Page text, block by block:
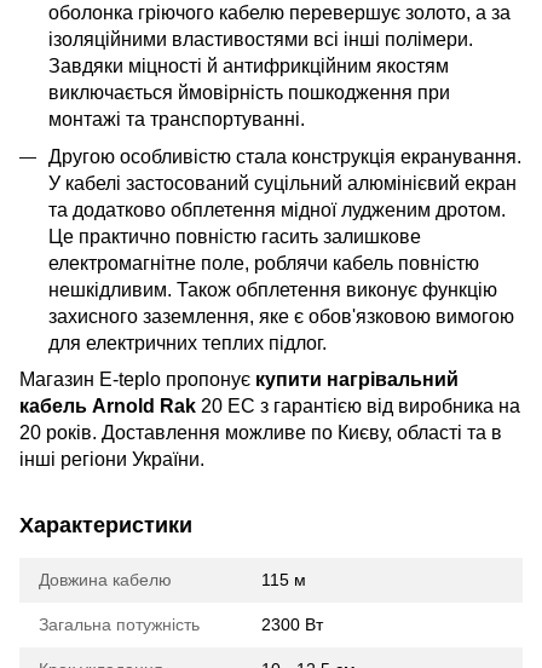
оболонка гріючого кабелю перевершує золото, а за
ізоляційними властивостями всі інші полімери.
Завдяки міцності й антифрикційним якостям
виключається ймовірність пошкодження при
монтажі та транспортуванні.
Другою особливістю стала конструкція екранування.
У кабелі застосований суцільний алюмінієвий екран
та додатково обплетення мідної лудженим дротом.
Це практично повністю гасить залишкове
електромагнітне поле, роблячи кабель повністю
нешкідливим. Також обплетення виконує функцію
захисного заземлення, яке є обов'язковою вимогою
для електричних теплих підлог.
Магазин E-teplo пропонує купити нагрівальний
кабель Arnold Rak 20 EC з гарантією від виробника на
20 років. Доставлення можливе по Києву, області та в
інші регіони України.
Характеристики
Довжина кабелю 115 м
Загальна потужність 2300 Вт